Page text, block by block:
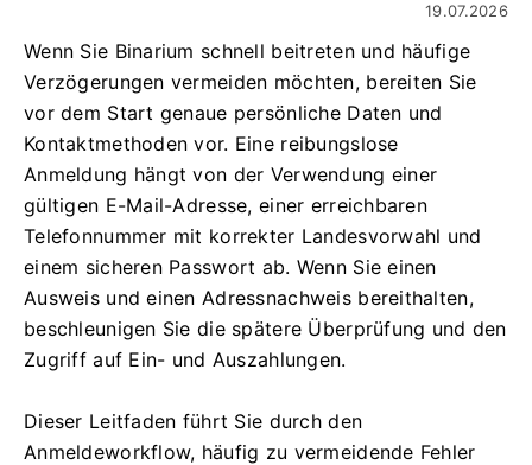
19.07.2026
Wenn Sie Binarium schnell beitreten und häufige
Verzögerungen vermeiden möchten, bereiten Sie
vor dem Start genaue persönliche Daten und
Kontaktmethoden vor. Eine reibungslose
Anmeldung hängt von der Verwendung einer
gültigen E-Mail-Adresse, einer erreichbaren
Telefonnummer mit korrekter Landesvorwahl und
einem sicheren Passwort ab. Wenn Sie einen
Ausweis und einen Adressnachweis bereithalten,
beschleunigen Sie die spätere Überprüfung und den
Zugriff auf Ein- und Auszahlungen.
Dieser Leitfaden führt Sie durch den
Anmeldeworkflow, häufig zu vermeidende Fehler